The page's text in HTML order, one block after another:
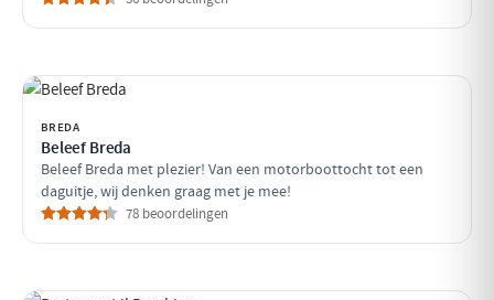
BREDA
Beleef Breda
Beleef Breda met plezier! Van een motorboottocht tot een
daguitje, wij denken graag met je mee!
78 beoordelingen